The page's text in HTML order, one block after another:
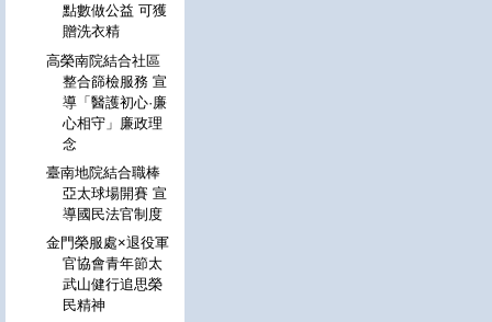
點數做公益 可獲
贈洗衣精
高榮南院結合社區
整合篩檢服務 宣
導「醫護初心·廉
心相守」廉政理
念
臺南地院結合職棒
亞太球場開賽 宣
導國民法官制度
金門榮服處×退役軍
官協會青年節太
武山健行追思榮
民精神